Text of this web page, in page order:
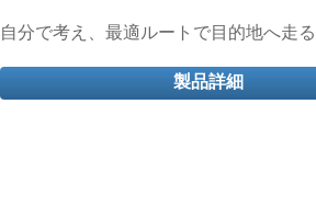
自分で考え、最適ルートで目的地へ走る
製品詳細